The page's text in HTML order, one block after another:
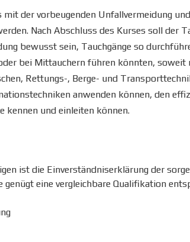
der vorbeugenden Unfallvermeidung
Nach Abschluss des Kurses soll der
bewusst sein, Tauchgänge so
bei Mittauchern führen könnten, soweit
Rettungs-, Berge- und
anwenden können, den
kennen und einleiten können.
ist die Einverständniserklärung der
eine vergleichbare Qualifikation